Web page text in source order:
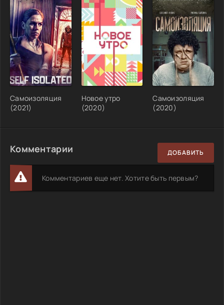
Самоизоляция
(2021)
Новое утро
(2020)
Самоизоляция
(2020)
Комментарии ДОБАВИТЬ
Комментариев еще нет. Хотите быть первым?